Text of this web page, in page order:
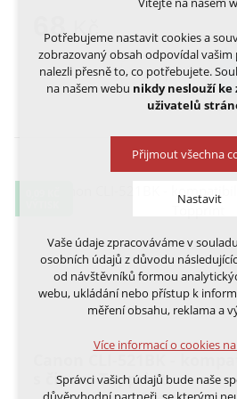
68Kč
s čipem Topprint
Potřebujeme nastavit cookies a
zobrazovaný obsah odpovídal
nalezli přesně to, co potřebujete.
na našem webu nikdy neslouží
uživatelů
Přijmout všechna
Nastavit
Technická cookies
nutná pro provozování webu
udržení kontextu stránek
přihlášení, volby jazyka, apod.
Volitelná cookies
analytická pro
marketingová cookies
Vaše údaje zpracováváme v
osobních údajů z důvodu
od návštěvníků formou
webu, ukládání nebo přístup k
měření obsahu, reklama a
Více informací o cookies
Správci vašich údajů bude naše